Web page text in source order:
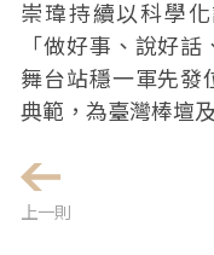
崇瑋持續以科學
「做好事、說好
舞台站穩一軍先發
典範，為臺灣棒壇
上一則